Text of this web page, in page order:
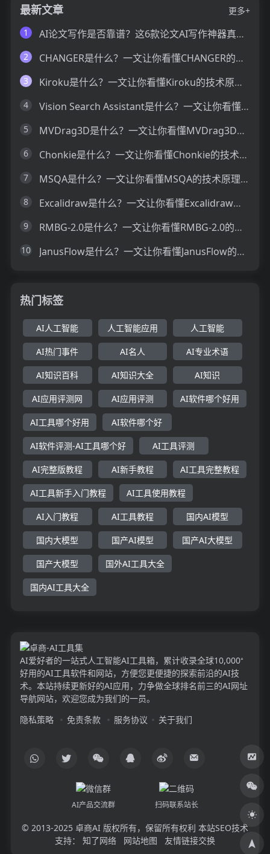
最新文章
更多+
1
AI论文写作是否靠谱？这6款论文AI写作神器真的可以让你效率翻倍
2 CHANGER是什么？一文让你看懂CHANGER的技术原理、主要功能、应用场景
3 Kiroku是什么？一文让你看懂Kiroku的技术原理、主要功能、应用场景
4 Vision Search Assistant是什么？一文让你看懂Vision Search Assistant的技术原理、主要功能、应用场景
5 MVDrag3D是什么？一文让你看懂MVDrag3D的技术原理、主要功能、应用场景
6 Chonkie是什么？一文让你看懂Chonkie的技术原理、主要功能、应用场景
7 MSQA是什么？一文让你看懂MSQA的技术原理、主要功能、应用场景
8 Excalidraw是什么？一文让你看懂Excalidraw的技术原理、主要功能、应用场景
9 RMBG-2.0是什么？一文让你看懂RMBG-2.0的技术原理、主要功能、应用场景
10 JanusFlow是什么？一文让你看懂JanusFlow的技术原理、主要功能、应用场景
热门标签
AI人工智能 人工智能应用 人工智能
AI热门事件 AI名人 AI专业术语
AI知识百科 AI知识大全 AI知识
AI应用评测网 AI应用评测 AI软件哪个好用
AI工具哪个好用 AI软件哪个好
AI软件评测-AI工具哪个好 AI工具评测
AI完整版教程 AI新手教程 AI工具完整教程
AI工具新手入门教程 AI工具使用教程
AI入门教程 AI工具教程 国内AI模型
国内大模型 国产AI模型 国产AI大模型
国产大模型 国外AI工具大全
国内AI工具大全
AI爱好者的一站式人工智能AI工具箱，累计收录全球10,000⁺
好用的AI工具软件和网站，方便您更便捷的探索前沿的AI技
术。本站持续更新好的AI应用，力争做全球排名前三的AI网址
导航网站，欢迎您成为我们的一员。
隐私策略
免责条款 服务协议 关于我们
AI产品交流群 扫码联系站长
© 2013-2025 卓商AI 版权所有，保留所有权利 本站SEO技术
支持：
知了网络 网站地图 友情链接交换